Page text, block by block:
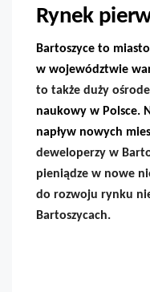
Rynek
Bartoszyce to
w województwie
to także duży
naukowy w Polsce.
napływ nowych
deweloperzy w
pieniądze w nowe
do rozwoju rynku
Bartoszycach.